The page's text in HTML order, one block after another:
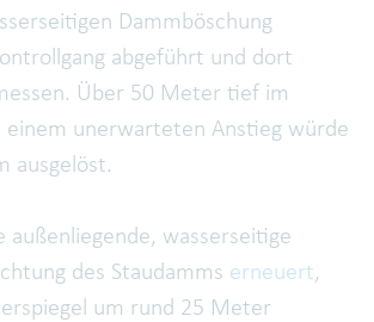
Dammböschung
abgeführt und dort
Über 50 Meter tief im
einem unerwarteten Anstieg würde
ausgelöst.
außenliegende, wasserseitige
des Staudamms erneuert,
um rund 25 Meter